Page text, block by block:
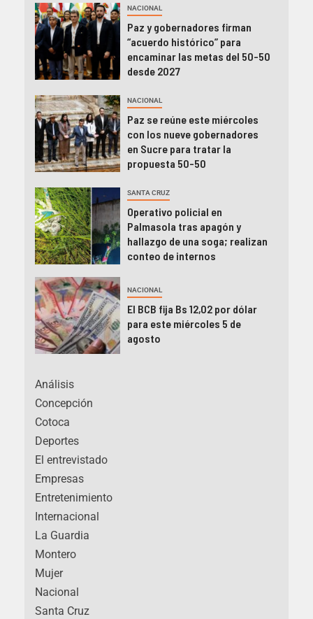
NACIONAL
Paz y gobernadores firman
“acuerdo histórico” para
encaminar las metas del 50-50
desde 2027
NACIONAL
Paz se reúne este miércoles
con los nueve gobernadores
en Sucre para tratar la
propuesta 50-50
SANTA CRUZ
Operativo policial en
Palmasola tras apagón y
hallazgo de una soga; realizan
conteo de internos
NACIONAL
El BCB fija Bs 12,02 por dólar
para este miércoles 5 de
agosto
Análisis
Concepción
Cotoca
Deportes
El entrevistado
Empresas
Entretenimiento
Internacional
La Guardia
Montero
Mujer
Nacional
Santa Cruz